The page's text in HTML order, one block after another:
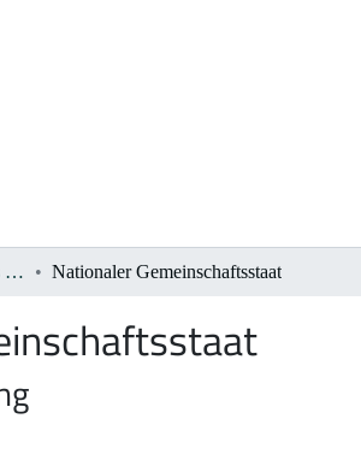
2. Publikationen des Verlags De Gruyter 1933-1945 Nationaler Gemeinschaftsstaat